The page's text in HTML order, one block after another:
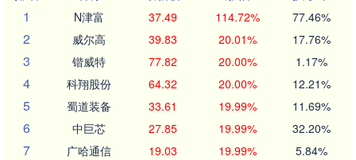
1
N津富 37.49 114.72% 77.46%
2 威尔高 39.83 20.01% 17.76%
3 锴威特 77.82 20.00% 1.17%
4 科翔股份 64.32 20.00% 12.21%
5 蜀道装备 33.61 19.99% 11.69%
6 中巨芯 27.85 19.99% 32.20%
7 广哈通信 19.03 19.99% 5.84%